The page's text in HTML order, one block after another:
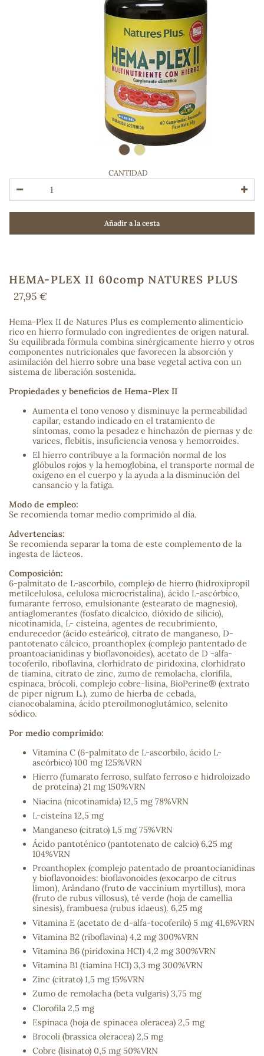
CANTIDAD
Añadir a la cesta
HEMA-PLEX II 60comp NATURES PLUS
27,95 €
Hema-Plex II de Natures Plus es complemento alimenticio
rico en hierro formulado con ingredientes de origen natural.
Su equilibrada fórmula combina sinérgicamente hierro y otros
componentes nutricionales que favorecen la absorción y
asimilación del hierro sobre una base vegetal activa con un
sistema de liberación sostenida.
Propiedades y beneficios de Hema-Plex II
Aumenta el tono venoso y disminuye la permeabilidad
capilar, estando indicado en el tratamiento de
síntomas, como la pesadez e hinchazón de piernas y de
varices, flebitis, insuficiencia venosa y hemorroides.
El hierro contribuye a la formación normal de los
glóbulos rojos y la hemoglobina, el transporte normal de
oxígeno en el cuerpo y la ayuda a la disminución del
cansancio y la fatiga.
Modo de empleo:
Se recomienda tomar medio comprimido al día.
Advertencias:
Se recomienda separar la toma de este complemento de la
ingesta de lácteos.
Composición:
6-palmitato de L-ascorbilo, complejo de hierro (hidroxipropil
metilcelulosa, celulosa microcristalina), ácido L-ascórbico,
fumarante ferroso, emulsionante (estearato de magnesio),
antiaglomerantes (fosfato dicalcico, dióxido de silicio),
nicotinamida, L- cisteína, agentes de recubrimiento,
endurecedor (ácido esteárico), citrato de manganeso, D-
pantotenato cálcico, proanthoplex (complejo pantentado de
proantoacianidinas y bioflavonoides), acetato de D -alfa-
tocoferilo, riboflavina, clorhidrato de piridoxina, clorhidrato
de tiamina, citrato de zinc, zumo de remolacha, clorifila,
espinaca, brócoli, complejo cobre-lisina, BioPerine® (extrato
de piper nigrum L.), zumo de hierba de cebada,
cianocobalamina, ácido pteroilmonoglutámico, selenito
sódico.
Por medio comprimido:
Vitamina C (6-palmitato de L-ascorbilo, ácido L-
ascórbico) 100 mg 125%VRN
Hierro (fumarato ferroso, sulfato ferroso e hidroloizado
de proteína) 21 mg 150%VRN
Niacina (nicotinamida) 12,5 mg 78%VRN
L-cisteína 12,5 mg
Manganeso (citrato) 1,5 mg 75%VRN
Ácido pantoténico (pantotenato de calcio) 6,25 mg
104%VRN
Proanthoplex (complejo patentado de proantocianidinas
y bioflavonoides: bioflavonoides (exocarpo de citrus
limon), Arándano (fruto de vaccinium myrtillus), mora
(fruto de rubus villosus), té verde (hoja de camellia
sinesis), frambuesa (rubus idaeus). 6,25 mg
Vitamina E (acetato de d-alfa-tocoferilo) 5 mg 41,6%VRN
Vitamina B2 (riboflavina) 4,2 mg 300%VRN
Vitamina B6 (piridoxina HCI) 4,2 mg 300%VRN
Vitamina B1 (tiamina HCl) 3,3 mg 300%VRN
Zinc (citrato) 1,5 mg 15%VRN
Zumo de remolacha (beta vulgaris) 3,75 mg
Clorofila 2,5 mg
Espinaca (hoja de spinacea oleracea) 2,5 mg
Brocoli (brassica oleracea) 2,5 mg
Cobre (lisinato) 0,5 mg 50%VRN